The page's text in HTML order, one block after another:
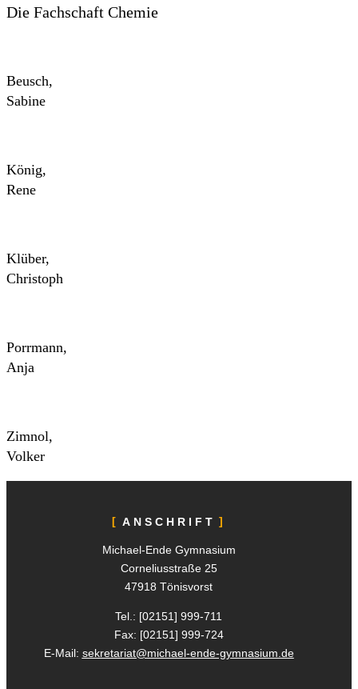
Die Fachschaft Chemie
Beusch,
Sabine
König,
Rene
Klüber,
Christoph
Porrmann,
Anja
Zimnol,
Volker
ANSCHRIFT
Michael-Ende Gymnasium
Corneliusstraße 25
47918 Tönisvorst
Tel.: [02151]999-711
Fax: [02151] 999-724
E-Mail: sekretariat@michael-ende-gymnasium.de